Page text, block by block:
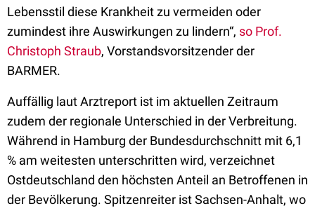
Lebensstil diese Krankheit zu vermeiden oder
zumindest ihre Auswirkungen zu lindern“, so Prof.
Christoph Straub, Vorstandsvorsitzender der
BARMER.
Auffällig laut Arztreport ist im aktuellen Zeitraum
zudem der regionale Unterschied in der Verbreitung.
Während in Hamburg der Bundesdurchschnitt mit 6,1
% am weitesten unterschritten wird, verzeichnet
Ostdeutschland den höchsten Anteil an Betroffenen in
der Bevölkerung. Spitzenreiter ist Sachsen-Anhalt, wo